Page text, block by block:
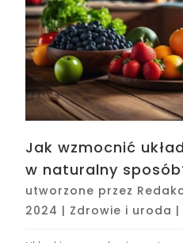
Jak wzmocnić
w naturalny
utworzone przez
2024 | Zdrowie i uroda |